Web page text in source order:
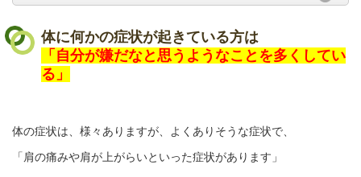
体に何かの症状が起きている方は
「自分が嫌だなと思うようなことを多くしてい
る」
体の症状は、様々ありますが、よくありそうな症状で、
「肩の痛みや肩が上がらいといった症状があります」